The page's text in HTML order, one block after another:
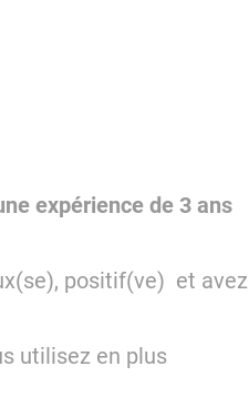
expérience de 3 ans
positif(ve) et avez
utilisez en plus